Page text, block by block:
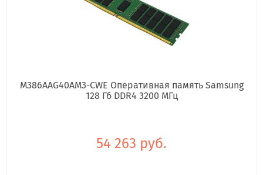
M386AAG40AM3-CWE Оперативная память Samsung
128 Гб DDR4 3200 МГц
54 263 руб.